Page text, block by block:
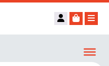
Account
Cart